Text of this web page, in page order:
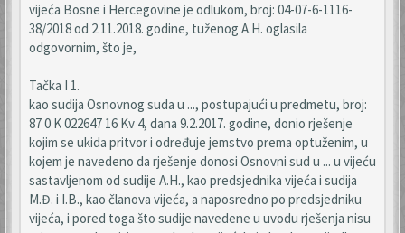
vijeća Bosne i Hercegovine je odlukom, broj: 04-07-6-1116-
38/2018 od 2.11.2018. godine, tuženog A.H. oglasila
odgovornim, što je,
Tačka I 1.
kao sudija Osnovnog suda u ..., postupajući u predmetu, broj:
87 0 K 022647 16 Kv 4, dana 9.2.2017. godine, donio rješenje
kojim se ukida pritvor i određuje jemstvo prema optuženim, u
kojem je navedeno da rješenje donosi Osnovni sud u ... u vijeću
sastavljenom od sudije A.H., kao predsjednika vijeća i sudija
M.Đ. i I.B., kao članova vijeća, a naposredno po predsjedniku
vijeća, i pored toga što sudije navedene u uvodu rješenja nisu